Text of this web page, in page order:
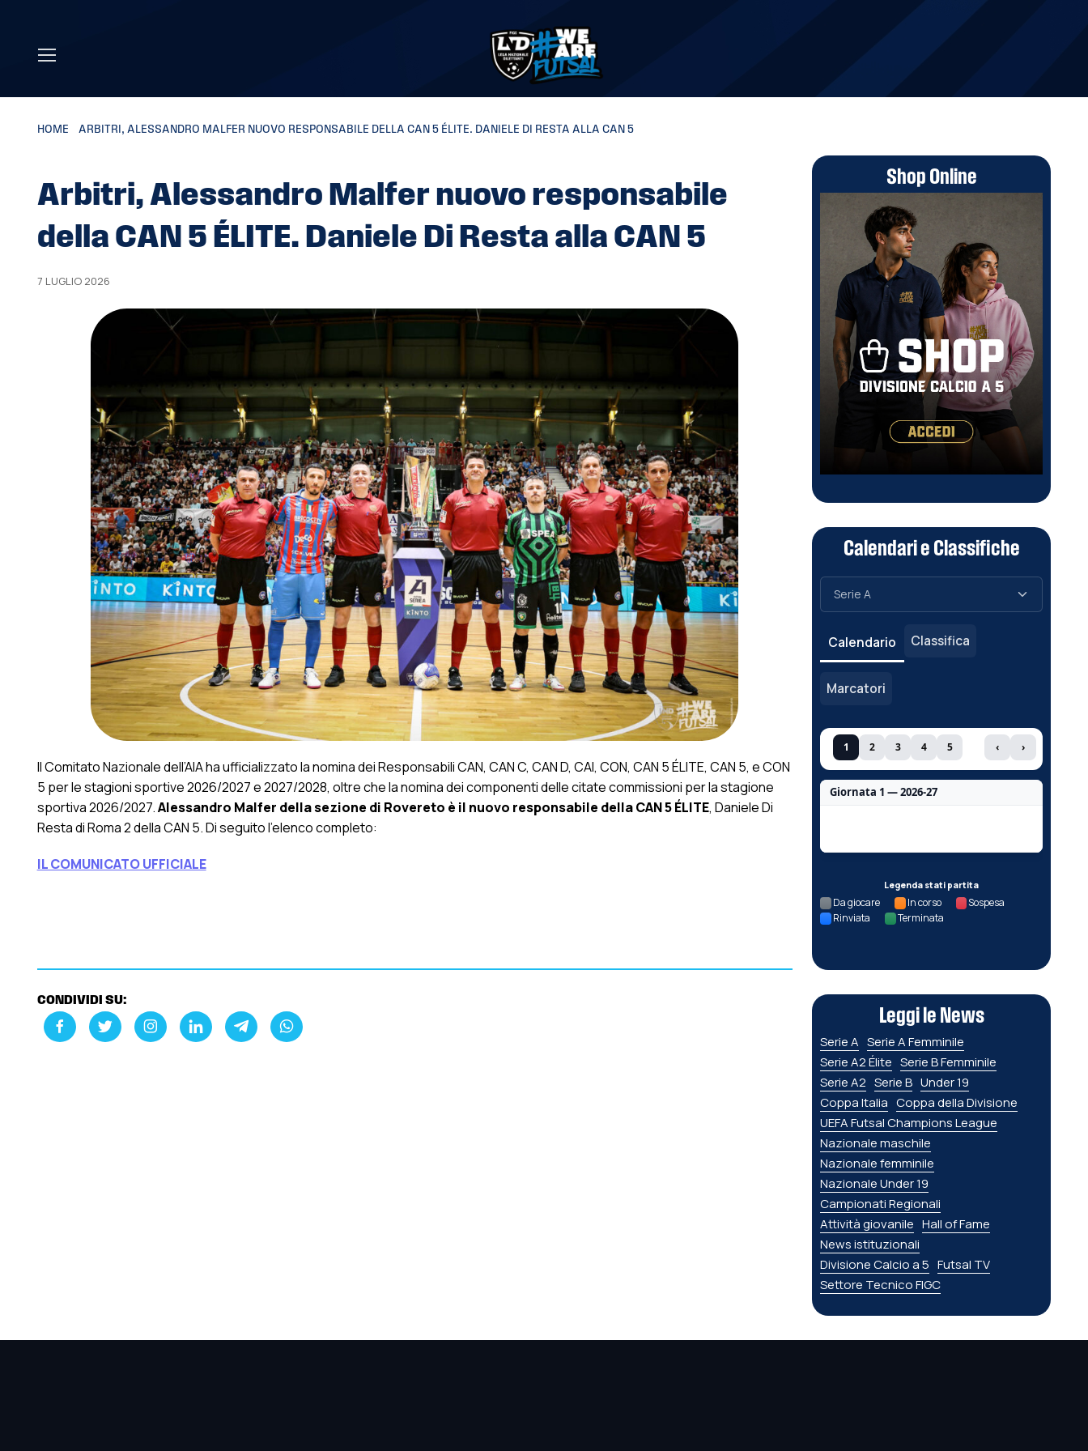
HOME ARBITRI, ALESSANDRO MALFER NUOVO RESPONSABILE DELLA CAN 5 ÉLITE. DANIELE DI RESTA ALLA CAN 5
Arbitri, Alessandro Malfer nuovo responsabile
della CAN 5 ÉLITE. Daniele Di Resta alla CAN 5
7 LUGLIO 2026
Il Comitato Nazionale dell’AIA ha ufficializzato la nomina dei Responsabili CAN, CAN C, CAN D, CAI, CON, CAN 5 ÉLITE, CAN 5, e CON
5 per le stagioni sportive 2026/2027 e 2027/2028, oltre che la nomina dei componenti delle citate commissioni per la stagione
sportiva 2026/2027.Alessandro Malfer della sezione di Rovereto è il nuovo responsabile della CAN 5 ÉLITE, Daniele Di
Resta di Roma 2 della CAN 5. Di seguito l’elenco completo:
IL COMUNICATO UFFICIALE
CONDIVIDI SU:
Shop Online
Calendari e Classifiche
Calendario Classifica
Marcatori
1 2 3 4 5 ‹ ›
Giornata 1 — 2026-27
Legenda stati partita
Da giocare In corso
Sospesa
Rinviata
Terminata
Leggi le News
Serie A Serie A Femminile
Serie A2 Élite Serie B Femminile
Serie A2 Serie B Under 19
Coppa Italia Coppa della Divisione
UEFA Futsal Champions League
Nazionale maschile
Nazionale femminile
Nazionale Under 19
Campionati Regionali
Attività giovanile Hall of Fame
News istituzionali
Divisione Calcio a 5 Futsal TV
Settore Tecnico FIGC